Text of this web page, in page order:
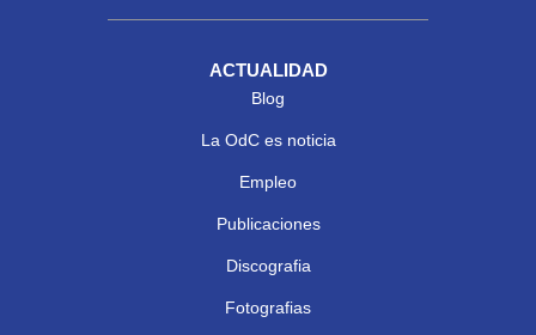
ACTUALIDAD
Blog
La OdC es noticia
Empleo
Publicaciones
Discografia
Fotografias